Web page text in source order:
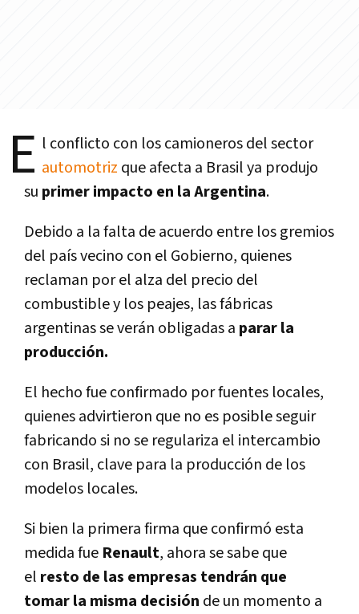
E l conflicto con los camioneros del sector
automotriz que afecta a Brasil ya produjo
su primer impacto en la Argentina.
Debido a la falta de acuerdo entre los gremios
del paí­s vecino con el Gobierno, quienes
reclaman por el alza del precio del
combustible y los peajes, las fábricas
argentinas se verán obligadas a parar la
producción.
El hecho fue confirmado por fuentes locales,
quienes advirtieron que no es posible seguir
fabricando si no se regulariza el intercambio
con Brasil, clave para la producción de los
modelos locales.
Si bien la primera firma que confirmó esta
medida fue Renault, ahora se sabe que
el resto de las empresas tendrán que
tomar la misma decisión de un momento a